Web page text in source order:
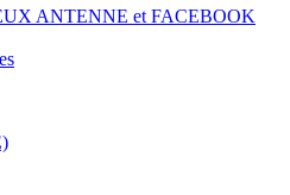
ANTENNE et FACEBOOK